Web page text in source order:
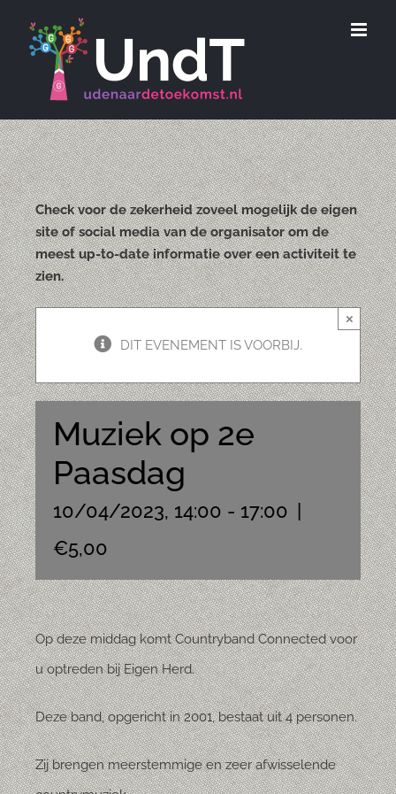
Check voor de zekerheid zoveel mogelijk de eigen
site of social media van de organisator om de
meest up-to-date informatie over een activiteit te
zien.
DIT EVENEMENT IS VOORBIJ.
×
Muziek op 2e
Paasdag
10/04/2023, 14:00 - 17:00 |
€5,00
Op deze middag komt Countryband Connected voor
u optreden bij Eigen Herd.
Deze band, opgericht in 2001, bestaat uit 4 personen.
Zij brengen meerstemmige en zeer afwisselende